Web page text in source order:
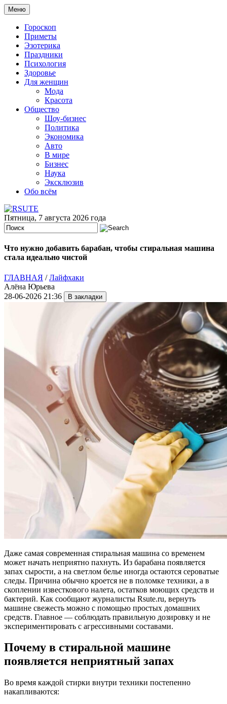
Меню
Гороскоп
Приметы
Эзотерика
Праздники
Психология
Здоровье
Для женщин
Мода
Красота
Общество
Шоу-бизнес
Политика
Экономика
Авто
В мире
Бизнес
Наука
Эксклюзив
Обо всём
Пятница, 7 августа 2026 года
Что нужно добавить барабан, чтобы стиральная машина
стала идеально чистой
ГЛАВНАЯ /Лайфхаки
Алёна Юрьева
28-06-2026 21:36
Даже самая современная стиральная машина со временем
может начать неприятно пахнуть. Из барабана появляется
запах сырости, а на светлом белье иногда остаются сероватые
следы. Причина обычно кроется не в поломке техники, а в
скоплении известкового налета, остатков моющих средств и
бактерий. Как сообщают журналисты Rsute.ru, вернуть
машине свежесть можно с помощью простых домашних
средств. Главное — соблюдать правильную дозировку и не
экспериментировать с агрессивными составами.
Почему в стиральной машине
появляется неприятный запах
Во время каждой стирки внутри техники постепенно
накапливаются: